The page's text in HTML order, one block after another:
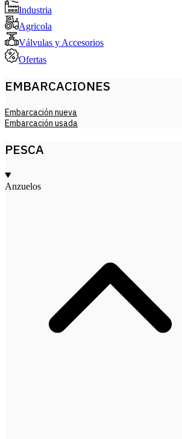
Industria
Agricola
Válvulas y Accesorios
Ofertas
EMBARCACIONES
Embarcación nueva
Embarcación usada
PESCA
Anzuelos